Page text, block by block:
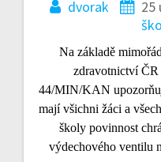
dvorak 25
Na základě
zdravotnictví
44/MIN/KAN
mají všichni žáci a
školy povinnost
výdechového ventilu